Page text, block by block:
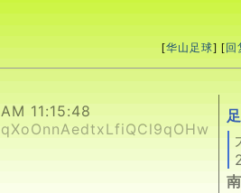
[华山足球] [ 回
AM 11:15:48
qXoOnnAedtxLfiQCl9qOHw